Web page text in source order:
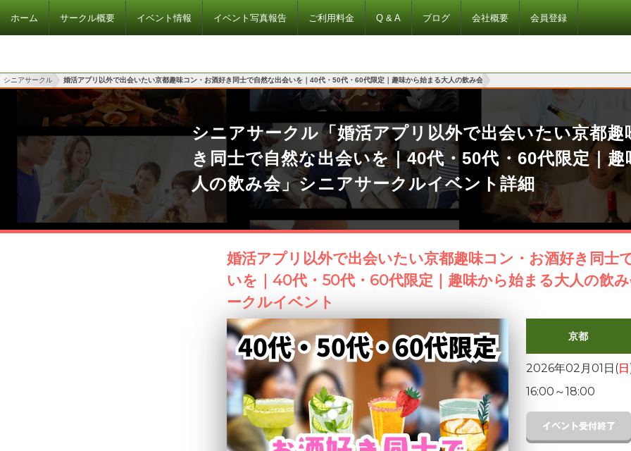
ホーム サークル概要 イベント情報 イベント写真報告 ご利用料金 Q & A ブログ 会社概要 会員登録
シニアサークル 婚活アプリ以外で出会いたい京都趣味コン・お酒好き同士で自然な出会いを｜40代・50代・60代限定｜趣味から始まる大人の飲み会
シニアサークル「婚活アプリ以外で出会いたい京都趣
き同士で自然な出会いを｜40代・50代・60代限定｜
人の飲み会」シニアサークルイベント詳細
婚活アプリ以外で出会いたい京都趣味コン・お酒好き同士
いを｜40代・50代・60代限定｜趣味から始まる大人の飲
ークルイベント
京都
2026年02月01日(日
16:00 ～18:00